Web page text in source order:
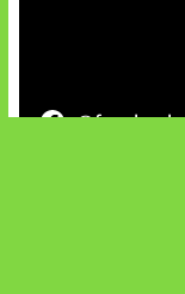
@facebook